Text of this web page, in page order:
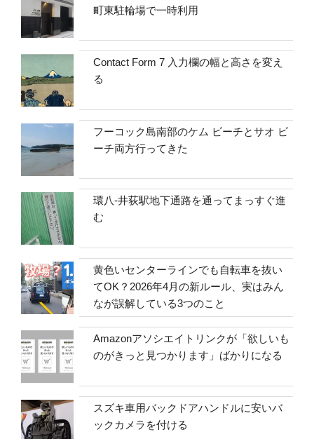
町東駐輪場で一時利用
Contact Form 7 入力欄の幅と高さを変え
る
フーコック島南部のケム ビーチとサオ ビ
ーチ両方行ってきた
環八-井荻駅地下通路を通ってまっすぐ進
む
黄色いセンターラインでも自転車を抜い
てOK？2026年4月の新ルール、実はみん
なが誤解している3つのこと
Amazonアソシエイトリンクが「欲しいも
のがきっと見つかります」ばかりになる
スズキ車用バックドアハンドルに安いバ
ックカメラを付ける